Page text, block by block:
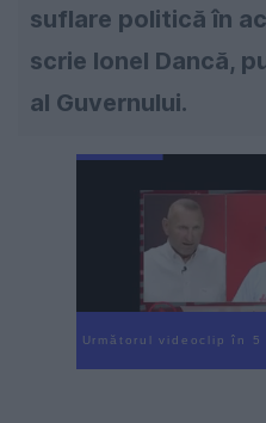
suflare politică în
scrie Ionel Dancă,
al Guvernului.
Următorul videoclip în 4